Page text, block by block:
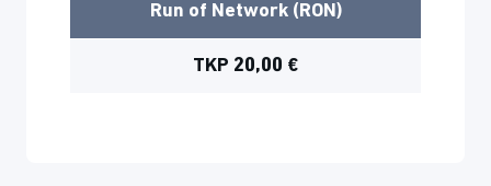
Run of Network (RON)
TKP 20,00 €